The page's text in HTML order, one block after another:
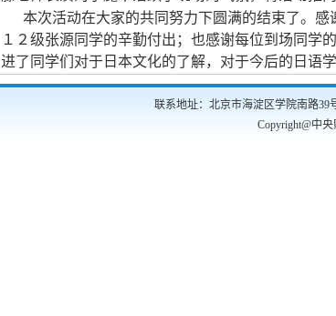
本次活动在大家的共同努力下圆满的结束了。
１２级张源同学的辛勤付出；也感谢每位到场同学
进了同学们对于日本文化的了解，对于今后的日语
联系地址：北京市海淀区学院南路39
Copyright@中